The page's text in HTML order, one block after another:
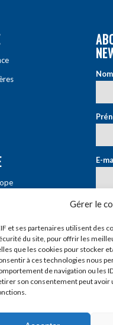
Gérer le
et ses partenaires utilisent des
du site, pour offrir les
que les cookies pour stocker
à ces technologies nous
de navigation ou les
son consentement peut avoir
E-